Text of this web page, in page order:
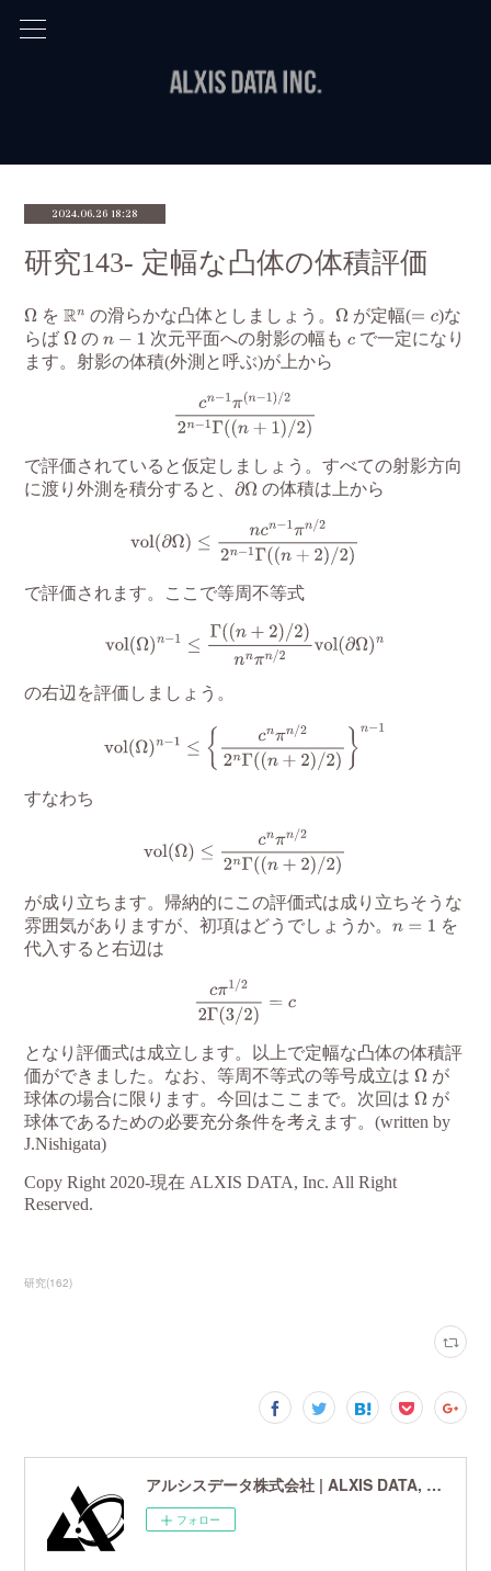
2024.06.26 18:28
研究143- 定幅な凸体の体積評価
研究(162)
アルシスデータ株式会社 | ALXIS DATA, Inc. | 世界最先端の画像鮮鋭化技術研究開発企業
フォロー